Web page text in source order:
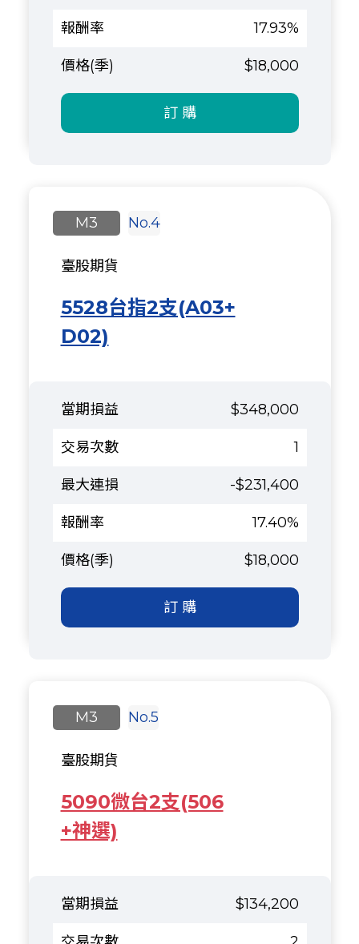
17.93%
$18,000
訂 購
No.4
5528台指2支(A03+
D02)
臺股期貨
M3
$348,000
1
-$231,400
17.40%
$18,000
訂 購
No.5
5090微台2支(506
+神選)
臺股期貨
M3
$134,200